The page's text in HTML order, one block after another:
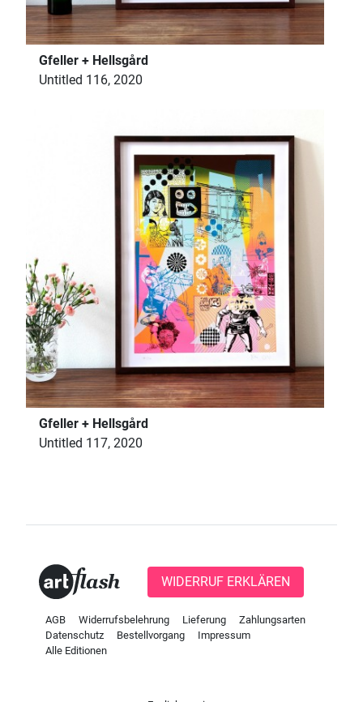
Gfeller + Hellsgård
Untitled 116, 2020
Gfeller + Hellsgård
Untitled 117, 2020
WIDERRUF ERKLÄREN
AGB Widerrufsbelehrung Lieferung
Zahlungsarten
Datenschutz
Bestellvorgang
Impressum
Alle Editionen